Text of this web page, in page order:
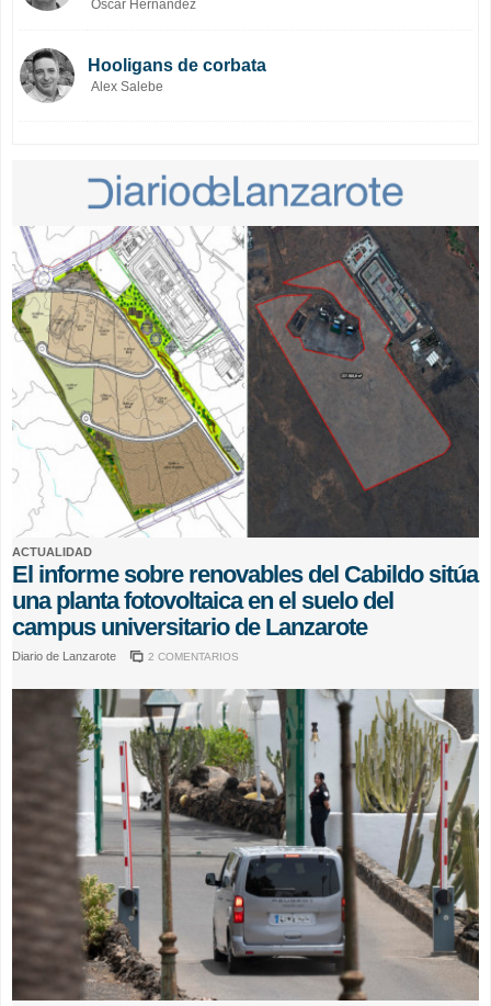
Óscar Hernández
Hooligans de corbata
Alex Salebe
ACTUALIDAD
El informe sobre renovables del Cabildo sitúa
una planta fotovoltaica en el suelo del
campus universitario de Lanzarote
Diario de Lanzarote 2 COMENTARIOS